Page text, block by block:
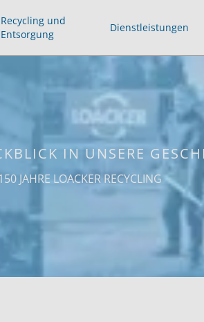
Recycling und
Entsorgung
Dienstleistungen
IN UNSERE
JAHRE LOACKER RECYCLING